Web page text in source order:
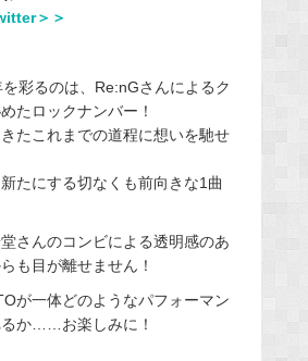
＞＞
彩るのは、Re:nGさんによるク
たロックナンバー！
たこれまでの道程に想いを馳せ
たにする切なくも前向きな1曲
さんのコンビによる透明感のあ
も目が離せません！
が一体どのようなパフォーマン
か……お楽しみに！